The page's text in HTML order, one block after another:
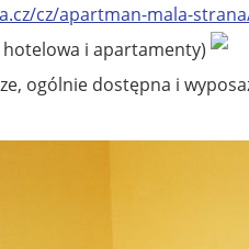
cz/apartman-mala-
i apartamenty)
ogólnie dostępna i